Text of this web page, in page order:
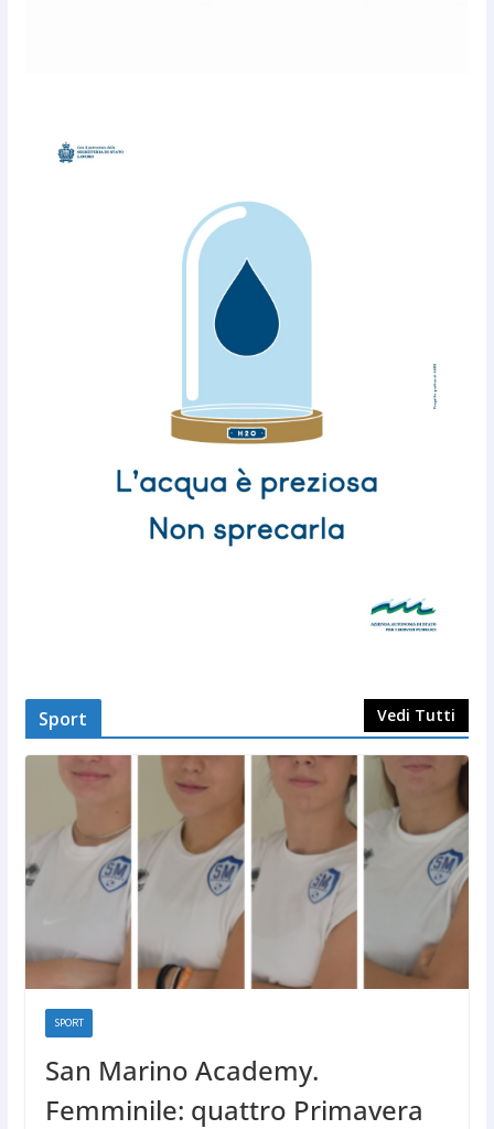
Sport Vedi Tutti
SPORT
San Marino Academy.
Femminile: quattro Primavera